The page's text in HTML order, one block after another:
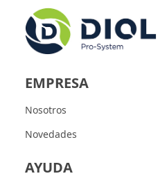
EMPRESA
Nosotros
Novedades
AYUDA